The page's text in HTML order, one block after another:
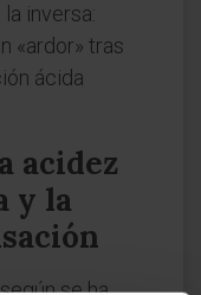
inversa:
«ardor» tras
ácida
acidez
y la
se ha